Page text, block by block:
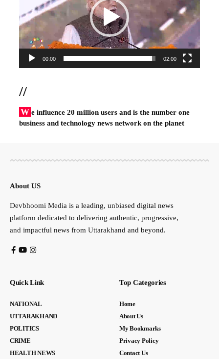
00:00 02:00
//
W e influence 20 million users and is the number one
business and technology news network on the planet
About US
Devbhoomi Media is a leading, unbiased digital news
platform dedicated to delivering authentic, progressive,
and impactful news from Uttarakhand and beyond.
Quick Link
NATIONAL
UTTARAKHAND
POLITICS
CRIME
HEALTH NEWS
Top Categories
Home
About Us
My Bookmarks
Privacy Policy
Contact Us